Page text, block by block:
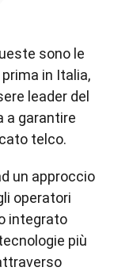
sono le
in Italia,
leader del
a garantire
telco.
un approccio
operatori
integrato
più